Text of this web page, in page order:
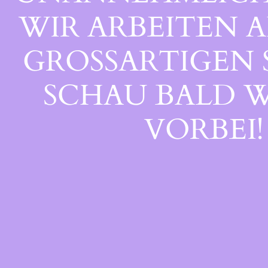
WIR ARBEITEN
GROSSARTIGEN
CHAU BALD
ORBEI!